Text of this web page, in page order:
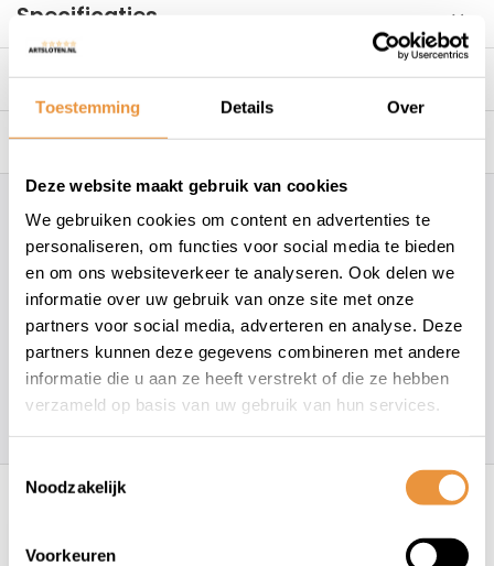
Toestemming Details Over
Deze website maakt gebruik van cookies
We gebruiken cookies om content en advertenties te
personaliseren, om functies voor social media te bieden
en om ons websiteverkeer te analyseren. Ook delen we
informatie over uw gebruik van onze site met onze
partners voor social media, adverteren en analyse. Deze
partners kunnen deze gegevens combineren met andere
informatie die u aan ze heeft verstrekt of die ze hebben
verzameld op basis van uw gebruik van hun services.
Toestemmingsselectie
Noodzakelijk
Voorkeuren
Specificaties
Reviews 0/10
Gerelateerde producten
Hoe kunnen wij je helpen?
+31 78 780 2330
info@artsloten.nl
157 klanten geven een 4.7/5 op
Recent bekeken